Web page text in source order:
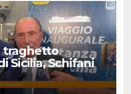
traghetto
Sicilia, Schifani
impegni presi”